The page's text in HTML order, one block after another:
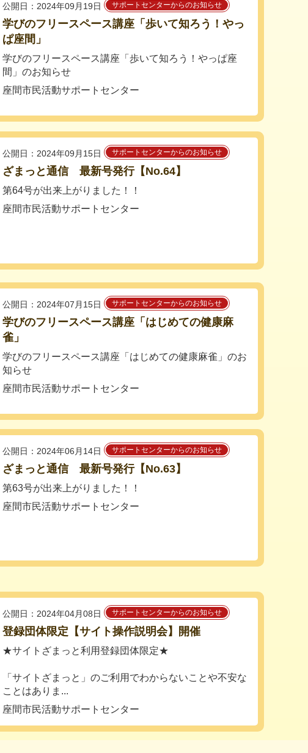
公開日：2024年09月19日 サポートセンターからのお知らせ
学びのフリースペース講座「歩いて知ろう！やっ
ぱ座間」
学びのフリースペース講座「歩いて知ろう！やっぱ座
間」のお知らせ
座間市民活動サポートセンター
公開日：2024年09月15日 サポートセンターからのお知らせ
ざまっと通信 最新号発行【No.64】
第64号が出来上がりました！！
座間市民活動サポートセンター
公開日：2024年07月15日 サポートセンターからのお知らせ
学びのフリースペース講座「はじめての健康麻
雀」
学びのフリースペース講座「はじめての健康麻雀」のお
知らせ
座間市民活動サポートセンター
公開日：2024年06月14日 サポートセンターからのお知らせ
ざまっと通信 最新号発行【No.63】
第63号が出来上がりました！！
座間市民活動サポートセンター
公開日：2024年04月08日 サポートセンターからのお知らせ
登録団体限定【サイト操作説明会】開催
★サイトざまっと利用登録団体限定★
「サイトざまっと」のご利用でわからないことや不安な
ことはありま...
座間市民活動サポートセンター